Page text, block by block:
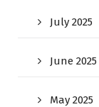
July 2025
June 2025
May 2025